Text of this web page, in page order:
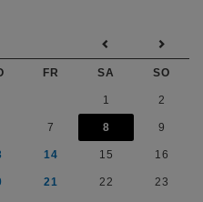
FR SA SO
1 2
7 8 9
14 15 16
21 22 23